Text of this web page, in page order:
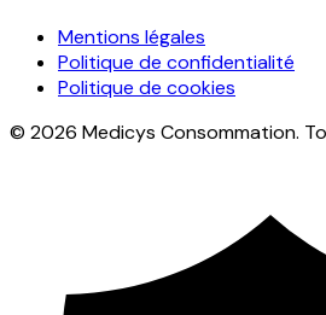
Mentions légales
Politique de confidentialité
Politique de cookies
© 2026 Medicys Consommation.